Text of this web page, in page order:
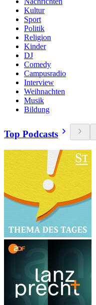
Kultur
Sport
Politik
Religion
Kinder
DJ
Comedy
Campusradio
Interview
Weihnachten
Musik
Bildung
Top Podcasts